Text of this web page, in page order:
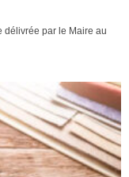
délivrée par le Maire au